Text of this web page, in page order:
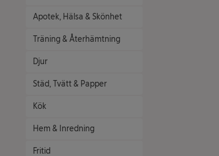
Apotek, Hälsa & Skönhet
Träning & Återhämtning
Djur
Städ, Tvätt & Papper
Kök
Hem & Inredning
Fritid